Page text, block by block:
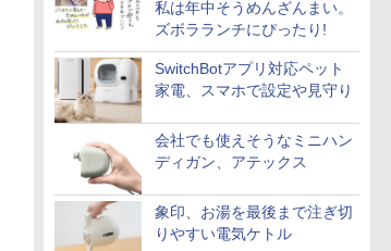
私は年中そうめんざんまい。
ズボラランチにぴったり!
SwitchBotアプリ対応ペット
家電、スマホで設定や見守り
会社でも使えそうなミニハン
ディガン、アテックス
象印、お湯を最後まで注ぎ切
りやすい電気ケトル